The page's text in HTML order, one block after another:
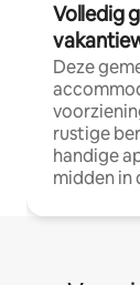
Volledig
Deze
rustige
handige
midden in